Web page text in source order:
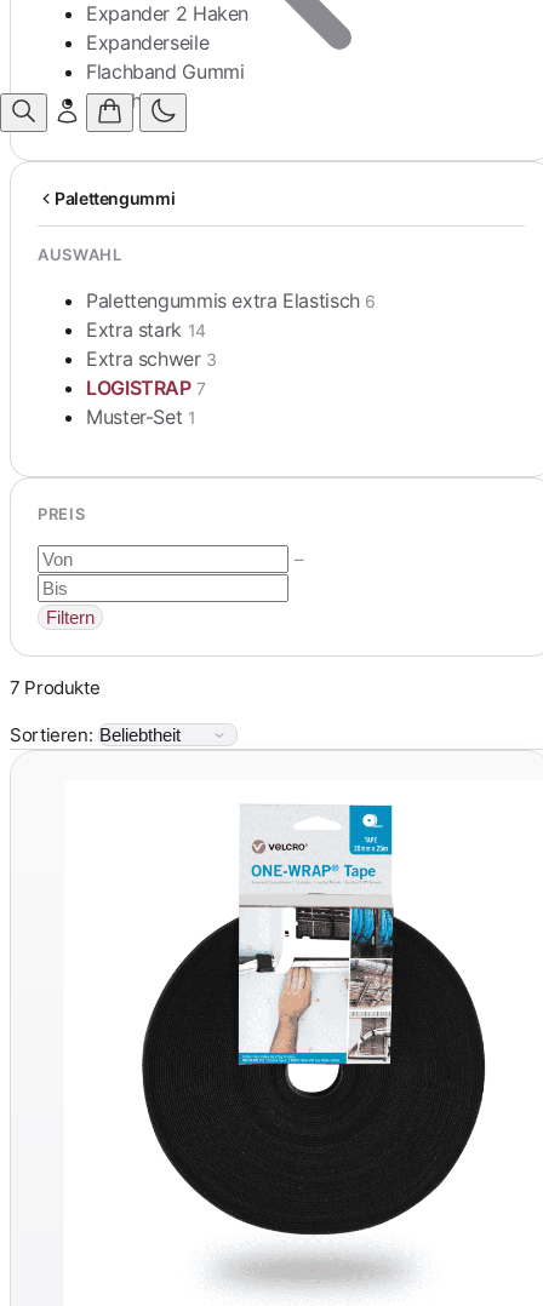
Anmelden
Expander 2 Haken
Expanderseile
Flachband Gummi
Zubehör
Palettengummi
AUSWAHL
Palettengummis extra Elastisch 6
Extra stark 14
Extra schwer 3
LOGISTRAP 7
Muster-Set 1
PREIS
–
Filtern
7 Produkte
Sortieren: